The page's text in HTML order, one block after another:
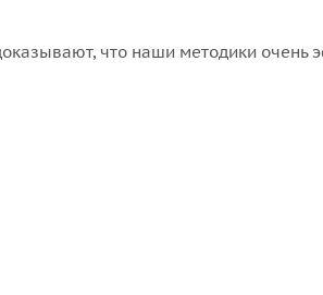
что наши методики очень